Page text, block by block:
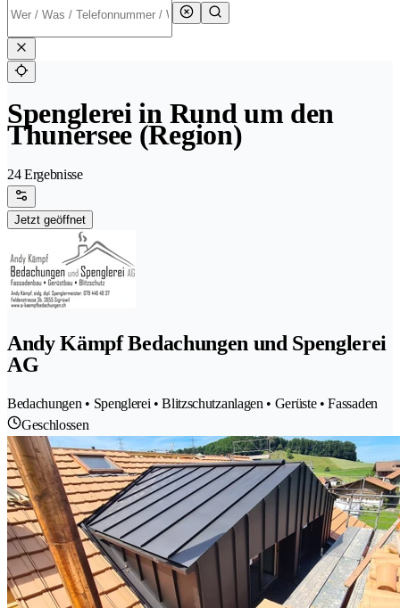
Spenglerei in Rund um den
Thunersee (Region)
24 Ergebnisse
Jetzt geöffnet
Andy Kämpf Bedachungen und Spenglerei
AG
Bedachungen • Spenglerei • Blitzschutzanlagen • Gerüste • Fassaden
Geschlossen